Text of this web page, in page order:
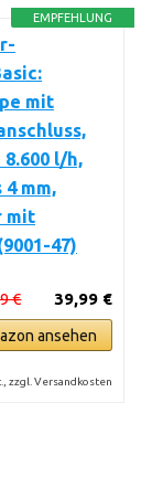
EMPFEHLUNG
mit
l/h,
mm,
mit
47)
39,99 €
€
ansehen
zzgl. Versandkosten